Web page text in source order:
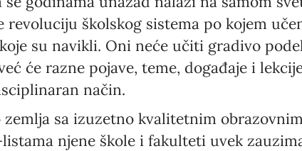
revoluciju školskog sistema po kojem
su navikli. Oni neće učiti gradivo
će razne pojave, teme, događaje i
način.
zemlja sa izuzetno kvalitetnim
njene škole i fakulteti uvek